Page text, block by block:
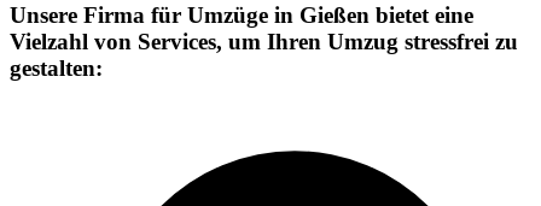
Unsere Firma für Umzüge in Gießen bietet eine
Vielzahl von Services, um Ihren Umzug stressfrei zu
gestalten: